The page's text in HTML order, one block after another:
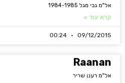
אל"מ גבי מגל 1984-1985
קרא עוד »
09/12/2015
Raanan
אל"מ רענן שריר